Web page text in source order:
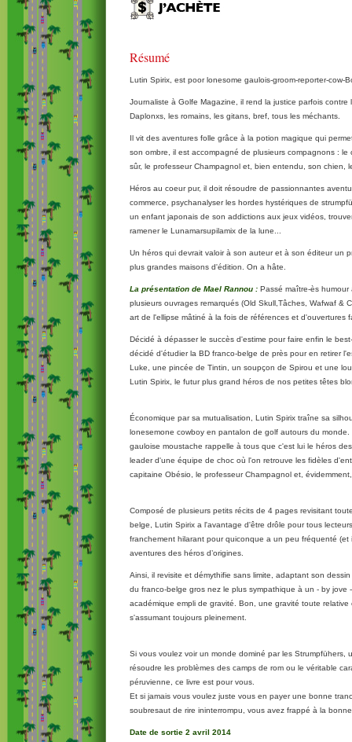
Résumé
Lutin Spirix, est poor lonesome gaulois-groom-reporter-cow-
Journaliste à Golfe Magazine, il rend la justice parfois contre
Daplonxs, les romains, les gitans, bref, tous les méchants.
Il vit des aventures folle grâce à la potion magique qui
son ombre, il est accompagné de plusieurs compagnons : le
sûr, le professeur Champagnol et, bien entendu, son chien,
Héros au coeur pur, il doit résoudre de passionnantes
commerce, psychanalyser les hordes hystériques de
un enfant japonais de son addictions aux jeux vidéos,
ramener le Lunamarsupilamix de la lune...
Un héros qui devrait valoir à son auteur et à son éditeur un
plus grandes maisons d'édition. On a hâte.
La présentation de Mael Rannou : Passé maître-ès
plusieurs ouvrages remarqués (Old Skull,Tâches, Wafwaf &
art de l'ellipse mâtiné à la fois de références et d'ouvertures
Décidé à dépasser le succès d'estime pour faire enfin le
décidé d'étudier la BD franco-belge de près pour en retirer
Luke, une pincée de Tintin, un soupçon de Spirou et une
Lutin Spirix, le futur plus grand héros de nos petites têtes
Économique par sa mutualisation, Lutin Spirix traîne sa
lonesemone cowboy en pantalon de golf autours du
gauloise moustache rappelle à tous que c'est lui le héros
leader d'une équipe de choc où l'on retrouve les fidèles
capitaine Obésio, le professeur Champagnol et,
Composé de plusieurs petits récits de 4 pages revisitant
belge, Lutin Spirix a l'avantage d'être drôle pour tous
franchement hilarant pour quiconque a un peu fréquenté (et
aventures des héros d’origines.
Ainsi, il revisite et démythifie sans limite, adaptant son
du franco-belge gros nez le plus sympathique à un - by jove
académique empli de gravité. Bon, une gravité toute relative
s'assumant toujours pleinement.
Si vous voulez voir un monde dominé par les Strumpfühers,
résoudre les problèmes des camps de rom ou le véritable
péruvienne, ce livre est pour vous.
Et si jamais vous voulez juste vous en payer une bonne
soubresaut de rire ininterrompu, vous avez frappé à la
Date de sortie 2 avril 2014